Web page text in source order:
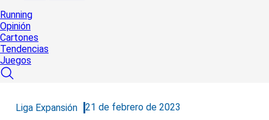
Running
Opinión
Cartones
Tendencias
Juegos
Liga Expansión 21 de febrero de 2023